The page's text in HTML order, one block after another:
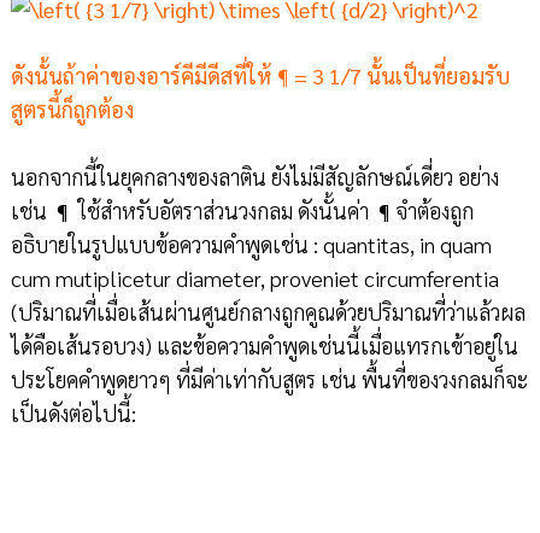
ดังนั้นถ้าค่าของอาร์คีมีดีสที่ให้ ¶ = 3 1/7 นั้นเป็นที่ยอมรับ
สูตรนี้ก็ถูกต้อง
นอกจากนี้ในยุคกลางของลาติน ยังไม่มีสัญลักษณ์เดี่ยว อย่าง
เช่น ¶ ใช้สำหรับอัตราส่วนวงกลม ดังนั้นค่า ¶ จำต้องถูก
อธิบายในรูปแบบข้อความคำพูดเช่น : quantitas, in quam
cum mutiplicetur diameter, proveniet circumferentia
(ปริมาณที่เมื่อเส้นผ่านศูนย์กลางถูกคูณด้วยปริมาณที่ว่าแล้วผล
ได้คือเส้นรอบวง) และข้อความคำพูดเช่นนี้เมื่อแทรกเข้าอยู่ใน
ประโยคคำพูดยาวๆ ที่มีค่าเท่ากับสูตร เช่น พื้นที่ของวงกลมก็จะ
เป็นดังต่อไปนี้: